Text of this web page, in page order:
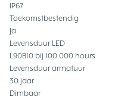
IP67
Toekomstbestendig
Ja
Levensduur LED
L90B10 bij 100.000 hours
Levensduur armatuur
30 jaar
Dimbaar